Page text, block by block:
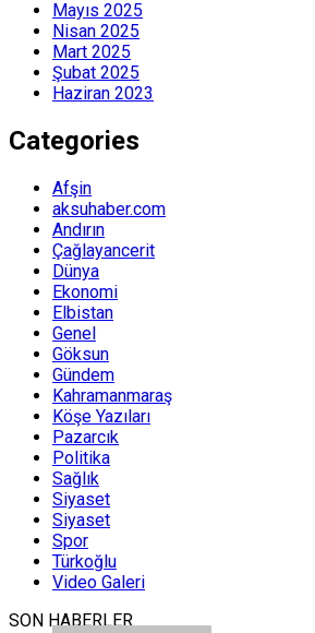
Mayıs 2025
Nisan 2025
Mart 2025
Şubat 2025
Haziran 2023
Categories
Afşin
aksuhaber.com
Andırın
Çağlayancerit
Dünya
Ekonomi
Elbistan
Genel
Göksun
Gündem
Kahramanmaraş
Köşe Yazıları
Pazarcık
Politika
Sağlık
Siyaset
Siyaset
Spor
Türkoğlu
Video Galeri
SON HABERLER